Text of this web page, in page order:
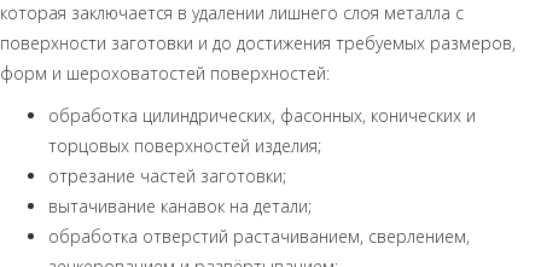
которая заключается в удалении лишнего слоя металла с
поверхности заготовки и до достижения требуемых размеров,
форм и шероховатостей поверхностей:
обработка цилиндрических, фасонных, конических и
торцовых поверхностей изделия;
отрезание частей заготовки;
вытачивание канавок на детали;
обработка отверстий растачиванием, сверлением,